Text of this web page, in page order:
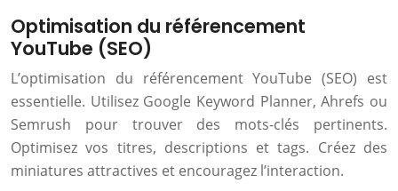
Optimisation du référencement
YouTube (SEO)
L’optimisation du référencement YouTube (SEO) est
essentielle. Utilisez Google Keyword Planner, Ahrefs ou
Semrush pour trouver des mots-clés pertinents.
Optimisez vos titres, descriptions et tags. Créez des
miniatures attractives et encouragez l’interaction.